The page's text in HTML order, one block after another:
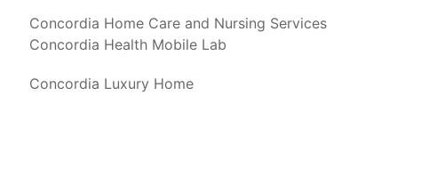
Concordia Home Care and Nursing Services
Concordia Health Mobile Lab
Concordia Luxury Home